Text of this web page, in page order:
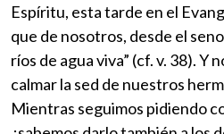
Espíritu, esta tarde en el
que de nosotros, desde el
ríos de agua viva” (cf. v. 38). Y
calmar la sed de nuestros
Mientras seguimos pidiendo